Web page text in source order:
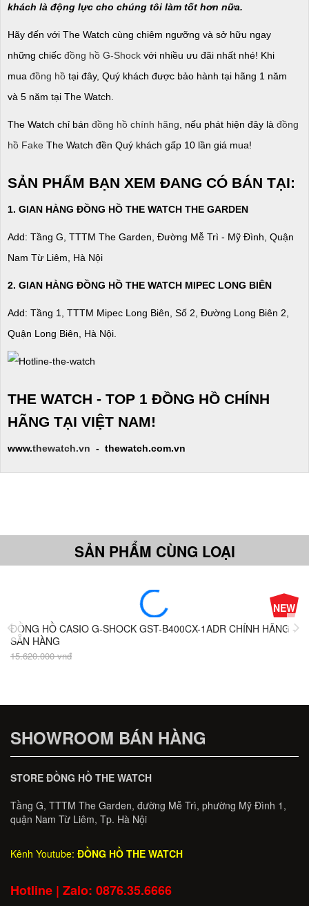
khách là động lực cho chúng tôi làm tốt hơn nữa.
Hãy đến với The Watch cùng chiêm ngưỡng và sở hữu ngay
những chiếc đồng hồ G-Shock với nhiều ưu đãi nhất nhé! Khi
mua đồng hồ tại đây, Quý khách được bảo hành tại hãng 1 năm
và 5 năm tại The Watch.
The Watch chỉ bán đồng hồ chính hãng , nếu phát hiện đây là đồng
hồ Fake The Watch đền Quý khách gấp 10 lần giá mua!
SẢN PHẨM BẠN XEM ĐANG CÓ BÁN TẠI:
1. GIAN HÀNG ĐỒNG HỒ THE WATCH THE GARDEN
Add: Tầng G, TTTM The Garden, Đường Mễ Trì - Mỹ Đình, Quận
Nam Từ Liêm, Hà Nội
2. GIAN HÀNG ĐỒNG HỒ THE WATCH MIPEC LONG BIÊN
Add: Tầng 1, TTTM Mipec Long Biên, Số 2, Đường Long Biên 2,
Quận Long Biên, Hà Nội.
THE WATCH - TOP 1 ĐỒNG HỒ CHÍNH
HÃNG TẠI VIỆT NAM!
www.thewatch.vn - thewatch.com.vn
SẢN PHẨM CÙNG LOẠI
NEW
ĐỒNG HỒ CASIO G-SHOCK GST-B400CX-1ADR CHÍNH HÃNG -
SẴN HÀNG
15.620.000 vnđ
SHOWROOM BÁN HÀNG
STORE ĐỒNG HỒ THE WATCH
Tầng G, TTTM The Garden, đường Mễ Trì, phường Mỹ Đình 1,
quận Nam Từ Liêm, Tp. Hà Nội
Kênh Youtube: ĐỒNG HỒ THE WATCH
Hotline | Zalo: 0876.35.6666